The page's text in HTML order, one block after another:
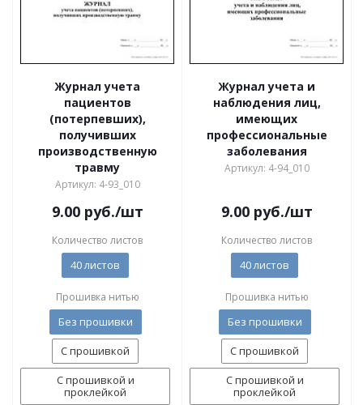
Журнал учета
пациентов
(потерпевших),
получивших
производственную
травму
Артикул: 4-93_010
9.00руб./шт
Количество листов
40 листов
Прошивка нитью
Без прошивки
С прошивкой
С прошивкой и
проклейкой
Журнал учета и
наблюдения лиц,
имеющих
профессиональные
заболевания
Артикул: 4-94_010
9.00руб./шт
Количество листов
40 листов
Прошивка нитью
Без прошивки
С прошивкой
С прошивкой и
проклейкой